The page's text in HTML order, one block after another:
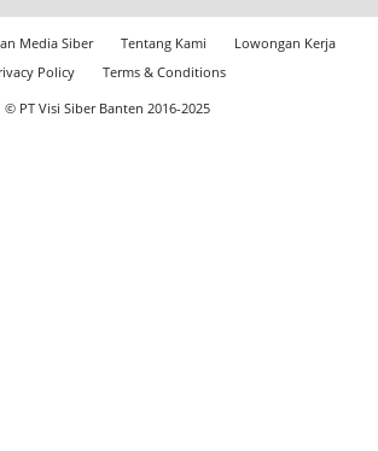
Media Siber Tentang Kami
Lowongan Kerja
Policy
Terms & Conditions
© PT Visi Siber Banten 2016-2025